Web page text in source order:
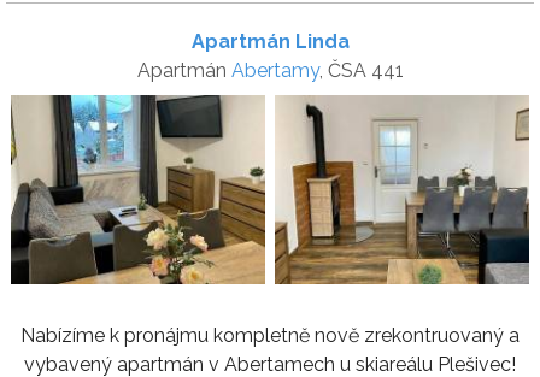
Apartmán Linda
Apartmán Abertamy, ČSA 441
Nabízíme k pronájmu kompletně nově zrekontruovaný a
vybavený apartmán v Abertamech u skiareálu Plešivec!